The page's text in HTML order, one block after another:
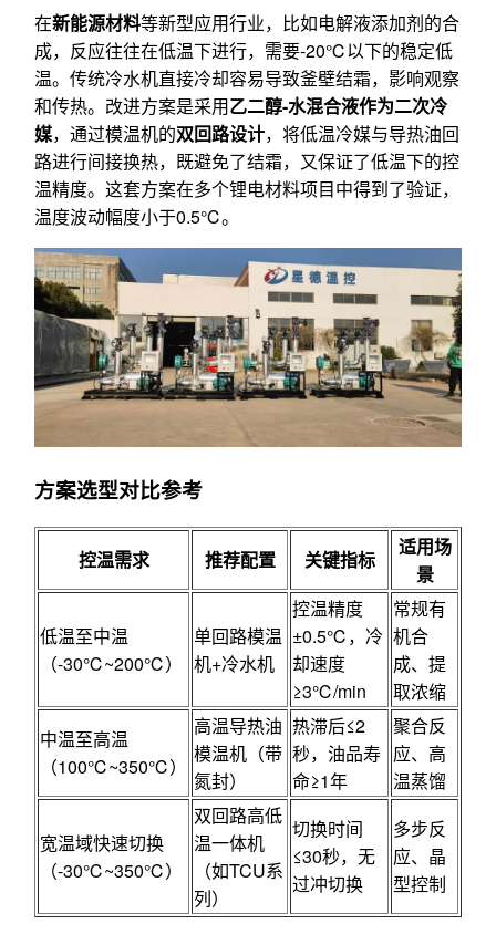
在新能源材料等新型应用行业，比如电解液添加剂的合
成，反应往往在低温下进行，需要-20℃以下的稳定低
温。传统冷水机直接冷却容易导致釜壁结霜，影响观察
和传热。改进方案是采用乙二醇-水混合液作为二次冷
媒，通过模温机的双回路设计，将低温冷媒与导热油回
路进行间接换热，既避免了结霜，又保证了低温下的控
温精度。这套方案在多个锂电材料项目中得到了验证，
温度波动幅度小于0.5℃。
方案选型对比参考
控温需求 推荐配置 关键指标
适用场
景
低温至中温
（-30℃~200℃）
单回路模温
机+冷水机
控温精度
±0.5℃，冷
却速度
≥3℃/min
常规有
机合
成、提
取浓缩
中温至高温
（100℃~350℃）
高温导热油
模温机（带
氮封）
热滞后≤2
秒，油品寿
命≥1年
聚合反
应、高
温蒸馏
宽温域快速切换
（-30℃~350℃）
双回路高低
温一体机
（如TCU系
列）
切换时间
≤30秒，无
过冲切换
多步反
应、晶
型控制